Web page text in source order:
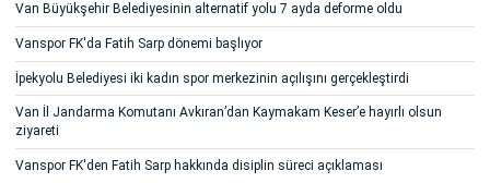
Van Büyükşehir Belediyesinin alternatif yolu 7 ayda deforme oldu
Vanspor FK'da Fatih Sarp dönemi başlıyor
İpekyolu Belediyesi iki kadın spor merkezinin açılışını gerçekleştirdi
Van İl Jandarma Komutanı Avkıran’dan Kaymakam Keser’e hayırlı olsun
ziyareti
Vanspor FK'den Fatih Sarp hakkında disiplin süreci açıklaması